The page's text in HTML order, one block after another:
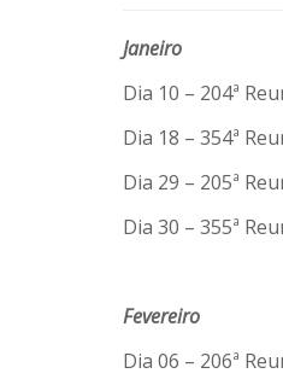
Janeiro
Dia 10 – 204ª
Dia 18 – 354ª
Dia 29 – 205ª
Dia 30 – 355ª
Fevereiro
Dia 06 – 206ª